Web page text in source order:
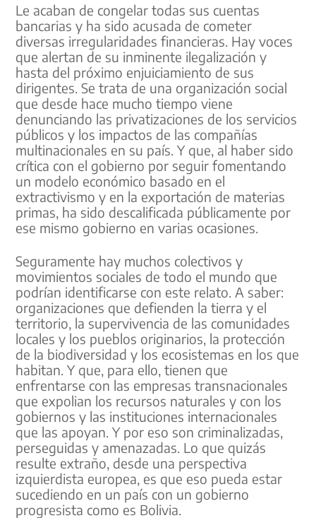
Le acaban de congelar todas sus cuentas
bancarias y ha sido acusada de cometer
diversas irregularidades financieras. Hay voces
que alertan de su inminente ilegalización y
hasta del próximo enjuiciamiento de sus
dirigentes. Se trata de una organización social
que desde hace mucho tiempo viene
denunciando las privatizaciones de los servicios
públicos y los impactos de las compañías
multinacionales en su país. Y que, al haber sido
crítica con el gobierno por seguir fomentando
un modelo económico basado en el
extractivismo y en la exportación de materias
primas, ha sido descalificada públicamente por
ese mismo gobierno en varias ocasiones.
Seguramente hay muchos colectivos y
movimientos sociales de todo el mundo que
podrían identificarse con este relato. A saber:
organizaciones que defienden la tierra y el
territorio, la supervivencia de las comunidades
locales y los pueblos originarios, la protección
de la biodiversidad y los ecosistemas en los que
habitan. Y que, para ello, tienen que
enfrentarse con las empresas transnacionales
que expolian los recursos naturales y con los
gobiernos y las instituciones internacionales
que las apoyan. Y por eso son criminalizadas,
perseguidas y amenazadas. Lo que quizás
resulte extraño, desde una perspectiva
izquierdista europea, es que eso pueda estar
sucediendo en un país con un gobierno
progresista como es Bolivia.